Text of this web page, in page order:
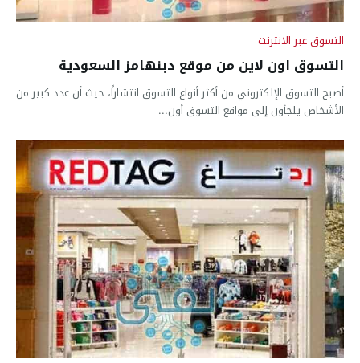
التسوق عبر الانترنت
التسوق اون لاين من موقع دبنهامز السعودية
أصبح التسوق الإلكتروني من أكثر أنواع التسوق انتشاراً، حيث أن عدد كبير من
الأشخاص يلجأون إلى مواقع التسوق أون...